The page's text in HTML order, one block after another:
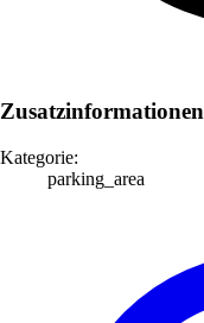
Zusatzinformationen
Kategorie:
parking_area